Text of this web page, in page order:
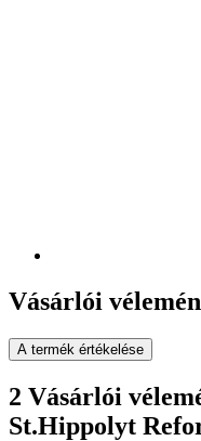
Vásárlói
A termék értékelése
2 Vásárlói
St.Hippolyt